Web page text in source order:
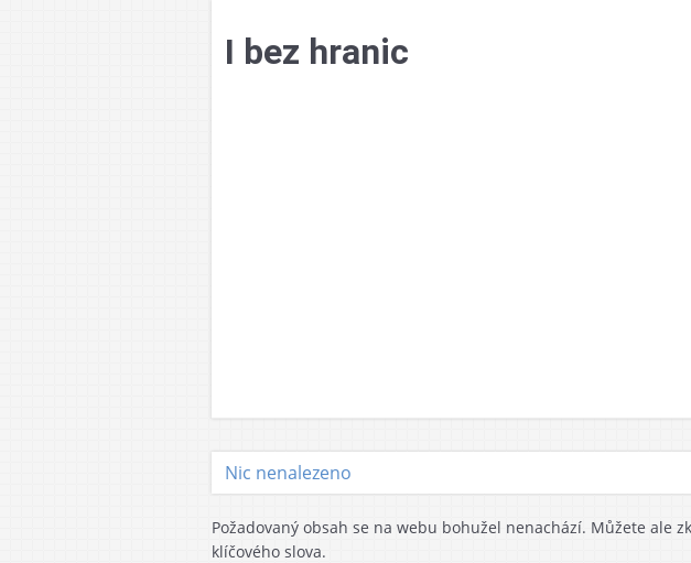
obsahu
I bez hranic
Nic nenalezeno
Požadovaný obsah se na webu bohužel nenachází. Můžete ale
klíčového slova.